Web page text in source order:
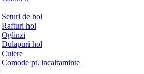
Seturi de hol
Rafturi hol
Oglinzi
Dulapuri hol
Cuiere
Comode pt. incaltaminte